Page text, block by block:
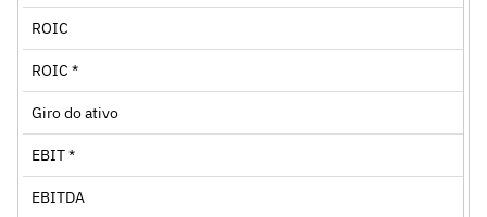
ROIC
ROIC *
Giro do ativo
EBIT *
EBITDA